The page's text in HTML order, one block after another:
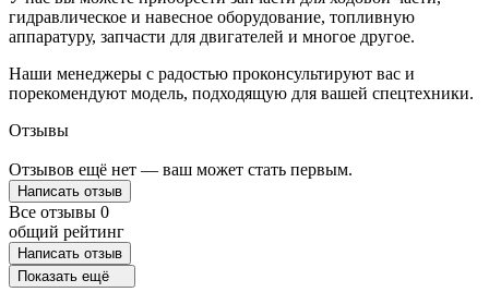
гидравлическое и навесное оборудование, топливную
аппаратуру, запчасти для двигателей и многое другое.
Наши менеджеры с радостью проконсультируют вас и
порекомендуют модель, подходящую для вашей спецтехники.
Отзывы
Отзывов ещё нет — ваш может стать первым.
Написать отзыв
Все отзывы 0
общий рейтинг
Написать отзыв
Показать ещё